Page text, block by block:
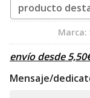
producto
Marca:
envío desde5,50
Mensaje/